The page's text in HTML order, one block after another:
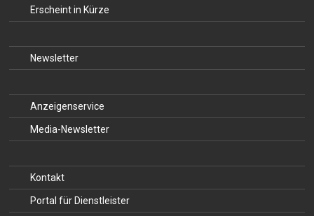
Erscheint in Kürze
Newsletter
Anzeigenservice
Media-Newsletter
Kontakt
Portal für Dienstleister